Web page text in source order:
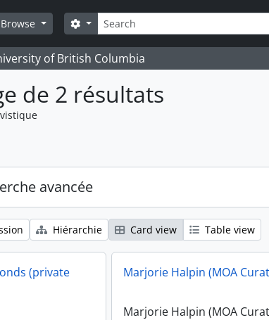
Browse
Rechercher
Search options
of British Columbia
de 2 résultats
avancée
Hiérarchie Card view Table view
(private
Marjorie Halpin (MOA
Marjorie Halpin (MOA